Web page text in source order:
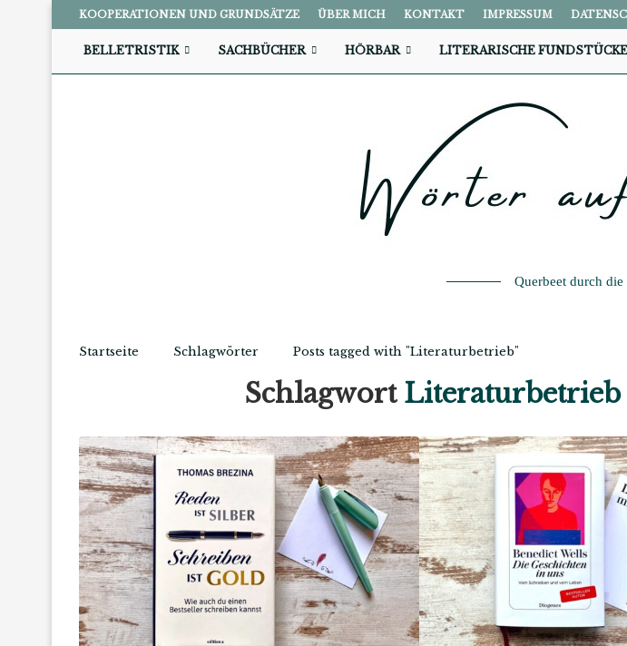
KOOPERATIONEN UND GRUNDSÄTZE ÜBER MICH KONTAKT IMPRESSUM
BELLETRISTIK SACHBÜCHER HÖRBAR LITERARISCHE FUNDSTÜCKE
Querbeet durch
Startseite Schlagwörter Posts tagged with "Literaturbetrieb"
Schlagwort Literaturbetrieb